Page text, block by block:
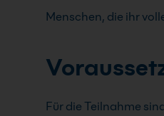
Menschen, die ihr
Für die Teilnahme